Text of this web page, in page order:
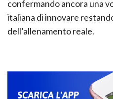
confermando ancora una
italiana di innovare
dell’allenamento reale.